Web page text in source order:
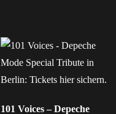
101 Voices – Depeche